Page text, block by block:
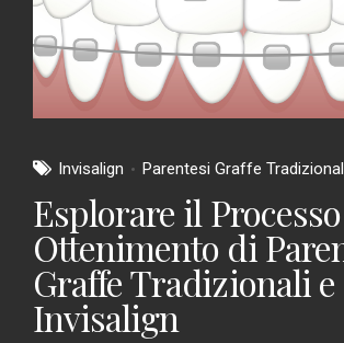
Invisalign Parentesi Graffe
Esplorare il
Ottenimento di
Graffe Tradizionali e
Invisalign